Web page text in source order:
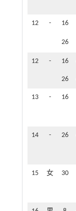
12 - 16
26
12 - 16
26
13 - 16
14 - 26
15 女 30